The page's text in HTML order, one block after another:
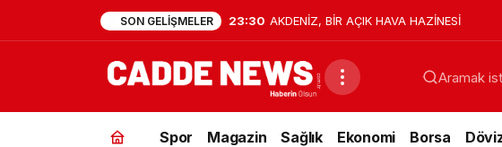
SON GELIŞMELER 23:30 AKDENİZ, BİR AÇIK HAVA HAZİNESİ
Aramak
Spor Magazin Sağlık Ekonomi Borsa